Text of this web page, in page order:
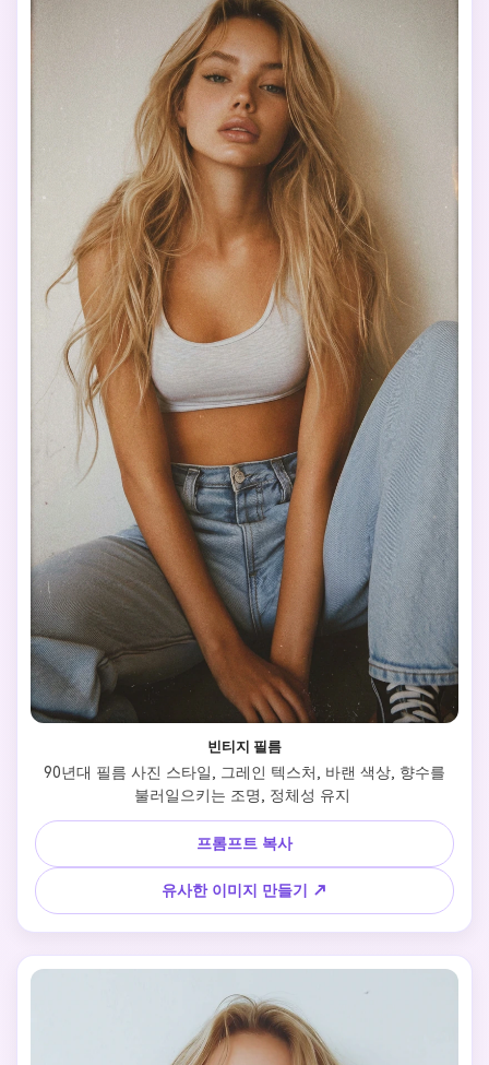
빈티지 필름
90년대 필름 사진 스타일, 그레인 텍스처, 바랜 색상, 향수를
프롬프트 복사
유사한 이미지 만들기 ↗